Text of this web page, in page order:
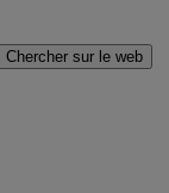
Chercher sur le web